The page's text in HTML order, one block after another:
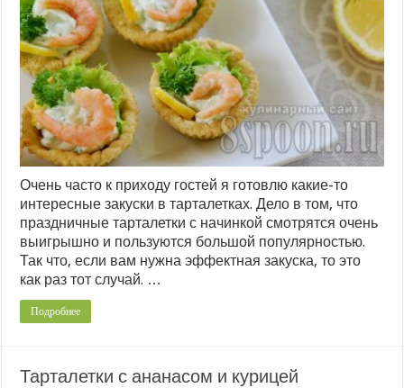
Очень часто к приходу гостей я готовлю какие-то
интересные закуски в тарталетках. Дело в том, что
праздничные тарталетки с начинкой смотрятся очень
выигрышно и пользуются большой популярностью.
Так что, если вам нужна эффектная закуска, то это
как раз тот случай. …
Подробнее
Тарталетки с ананасом и курицей